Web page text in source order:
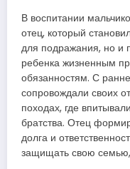
В воспитании
отец, который
для подражания, но и
ребенка жизненным
обязанностям. С
сопровождали своих
походах, где
братства. Отец
долга и
защищать свою